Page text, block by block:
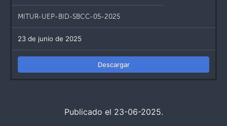
MITUR-UEP-BID-SBCC-05-2025
23 de junio de 2025
Descargar
Publicado el 23-06-2025.